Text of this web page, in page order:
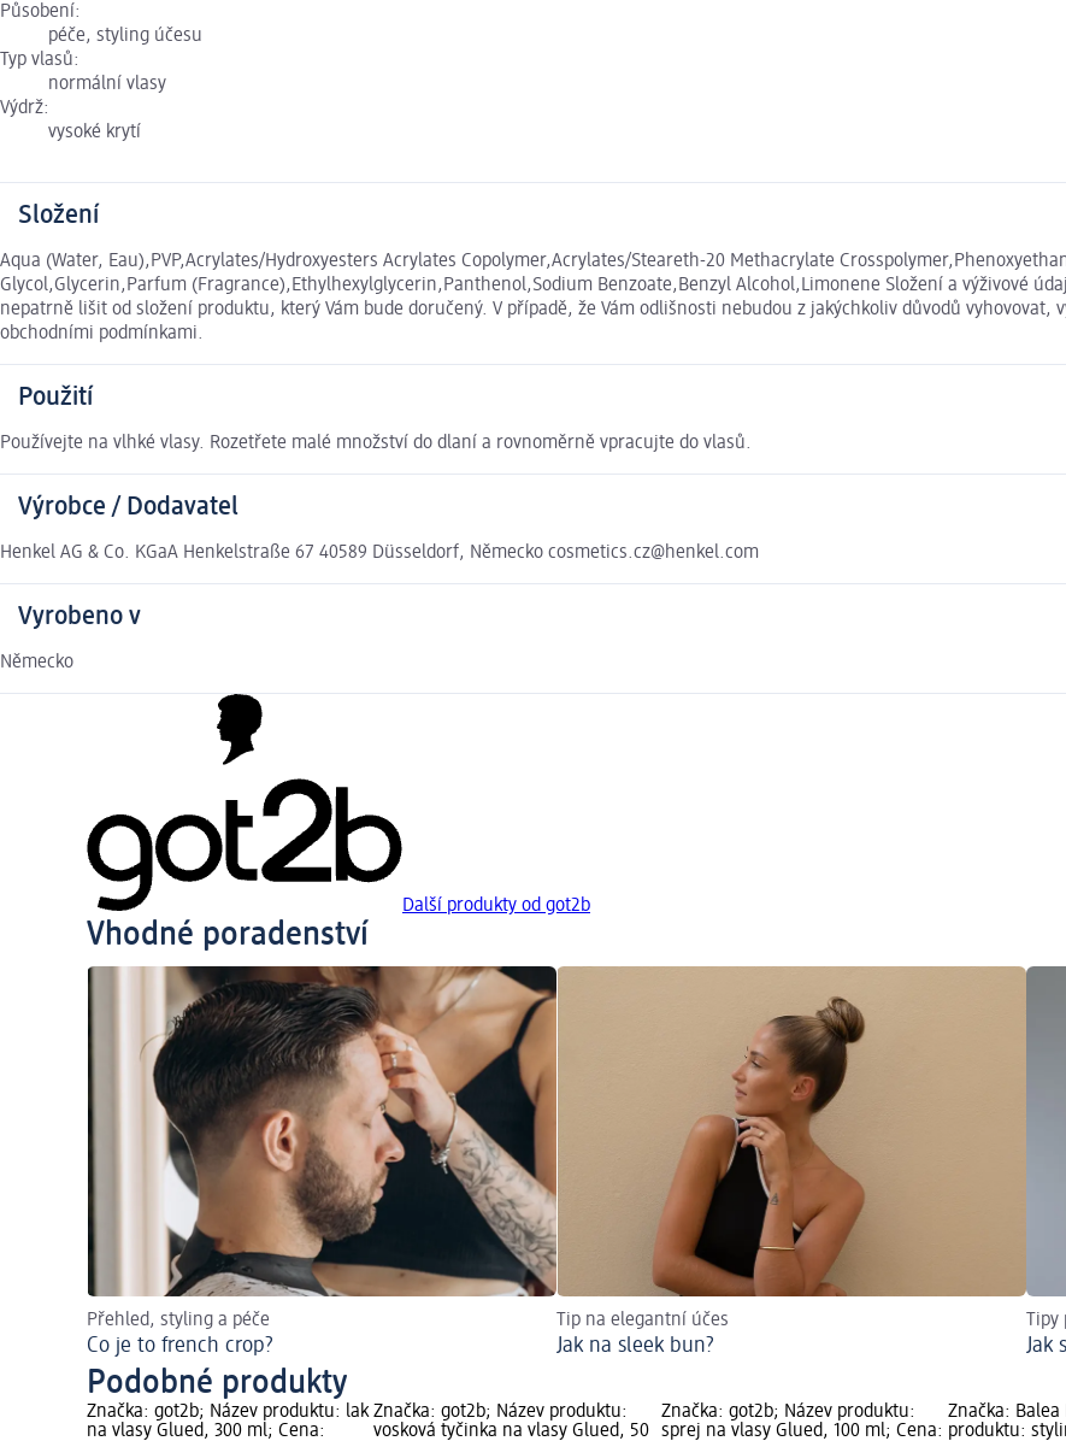
Působení:
péče, styling účesu
Typ vlasů:
normální vlasy
Výdrž:
vysoké krytí
Složení
Aqua (Water, Eau),PVP,Acrylates/Hydroxyesters Acrylates Copolymer,Acrylates/Steareth-20 Methacrylate
Glycol,Glycerin,Parfum (Fragrance),Ethylhexylglycerin,Panthenol,Sodium Benzoate,Benzyl Alcohol,Limonene Složení a výživové
nepatrně lišit od složení produktu, který Vám bude doručený. V případě, že Vám odlišnosti nebudou z jakýchkoliv důvodů
obchodními podmínkami.
Použití
Používejte na vlhké vlasy. Rozetřete malé množství do dlaní a rovnoměrně vpracujte do vlasů.
Výrobce / Dodavatel
Henkel AG & Co. KGaA Henkelstraße 67 40589 Düsseldorf, Německo cosmetics.cz@henkel.com
Vyrobeno v
Německo
Další produkty od got2b
Vhodné poradenství
Přehled, styling a péče
Co je to french crop?
Tip na elegantní účes
Jak na sleek bun? Jak
Podobné produkty
Značka: got2b; Název produktu: lak
na vlasy Glued, 300 ml; Cena:
Značka: got2b; Název produktu:
vosková tyčinka na vlasy Glued, 50
Značka: got2b; Název produktu:
sprej na vlasy Glued, 100 ml; Cena:
Značka: Balea
produktu: